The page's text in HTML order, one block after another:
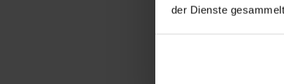
der Dienste